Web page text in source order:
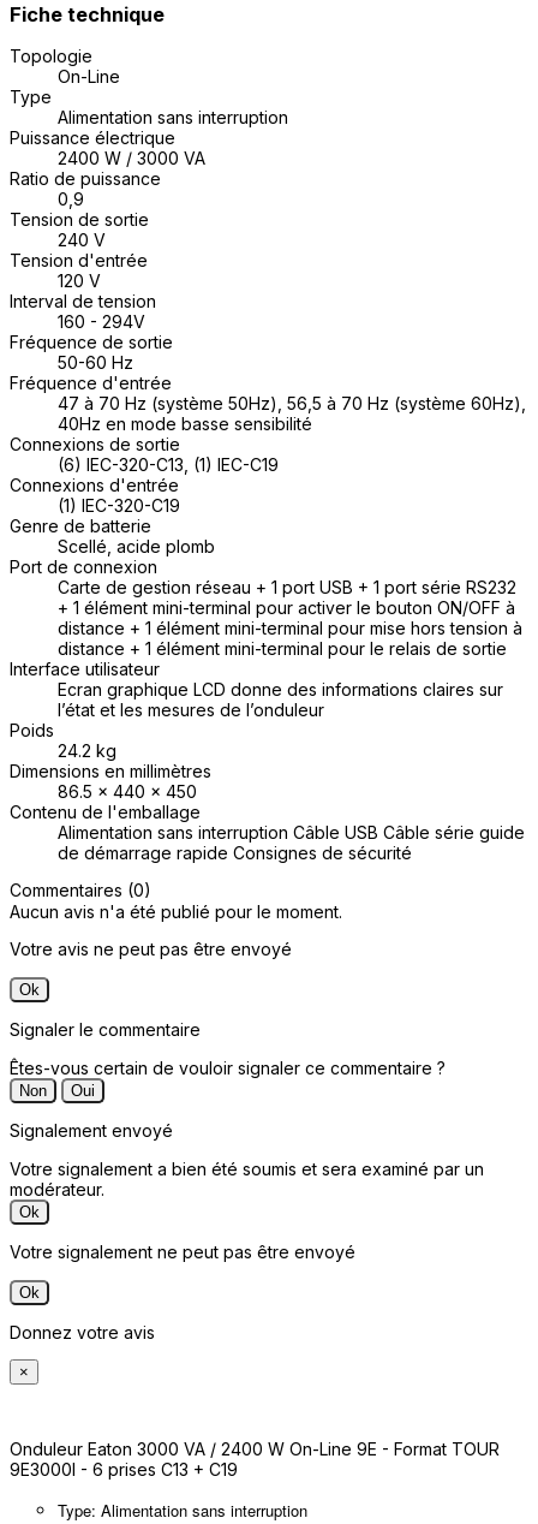
Fiche technique
Topologie
On-Line
Type
Alimentation sans interruption
Puissance électrique
2400 W / 3000 VA
Ratio de puissance
0,9
Tension de sortie
240 V
Tension d'entrée
120 V
Interval de tension
160 - 294V
Fréquence de sortie
50-60 Hz
Fréquence d'entrée
47 à 70 Hz (système 50Hz), 56,5 à 70 Hz (système 60Hz),
40Hz en mode basse sensibilité
Connexions de sortie
(6) IEC-320-C13, (1) IEC-C19
Connexions d'entrée
(1) IEC-320-C19
Genre de batterie
Scellé, acide plomb
Port de connexion
Carte de gestion réseau + 1 port USB + 1 port série RS232
+ 1 élément mini-terminal pour activer le bouton ON/OFF à
distance + 1 élément mini-terminal pour mise hors tension à
distance + 1 élément mini-terminal pour le relais de sortie
Interface utilisateur
Ecran graphique LCD donne des informations claires sur
l’état et les mesures de l’onduleur
Poids
24.2 kg
Dimensions en millimètres
86.5 x 440 x 450
Contenu de l'emballage
Alimentation sans interruption Câble USB Câble série guide
de démarrage rapide Consignes de sécurité
Commentaires (0)
Aucun avis n'a été publié pour le moment.
Votre avis ne peut pas être envoyé
Ok
Signaler le commentaire
Êtes-vous certain de vouloir signaler ce commentaire ?
Non Oui
Signalement envoyé
Votre signalement a bien été soumis et sera examiné par un
modérateur.
Ok
Votre signalement ne peut pas être envoyé
Ok
Donnez votre avis
×
Onduleur Eaton 3000 VA / 2400 W On-Line 9E - Format TOUR
9E3000I - 6 prises C13 + C19
Type: Alimentation sans interruption